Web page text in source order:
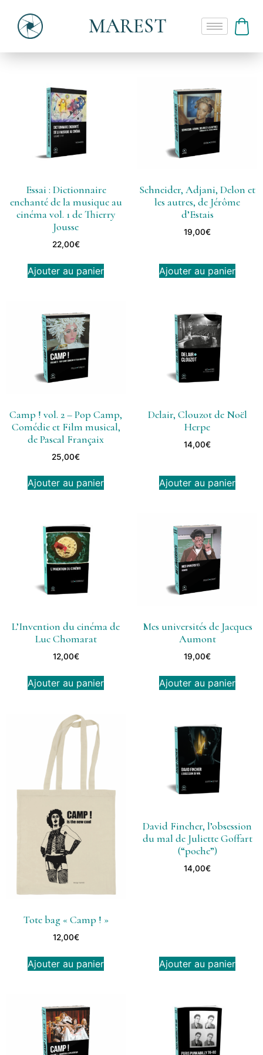
MAREST
Essai : Dictionnaire
enchanté de la musique au
cinéma vol. 1 de Thierry
Jousse
22,00€
Ajouter au panier
Schneider, Adjani, Delon et
les autres, de Jérôme
d’Estais
19,00€
Ajouter au panier
Camp ! vol. 2 – Pop Camp,
Comédie et Film musical,
de Pascal Françaix
25,00€
Ajouter au panier
Delair, Clouzot de Noël
Herpe
14,00€
Ajouter au panier
L’Invention du cinéma de
Luc Chomarat
12,00€
Ajouter au panier
Mes universités de Jacques
Aumont
19,00€
Ajouter au panier
Tote bag « Camp ! »
12,00€
Ajouter au panier
David Fincher, l’obsession
du mal de Juliette Goffart
(“poche”)
14,00€
Ajouter au panier